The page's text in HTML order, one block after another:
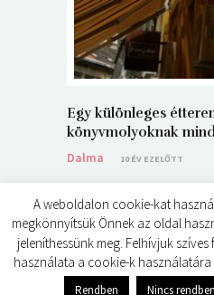
Egy különleges
könyvmolyoknak
Dalma
10 ÉV EZELŐTT
© ÉDES KIS
A weboldalon cookie-kat
megkönnyítsük Önnek az oldal
jeleníthessünk meg. Felhívjuk
használata a cookie-k
Rendben Nincs rendben